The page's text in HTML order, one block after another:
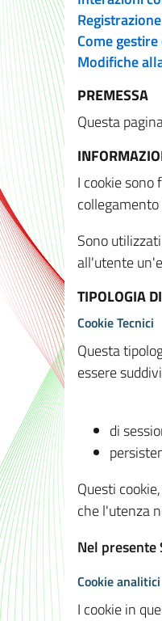
Come
Modifiche
PREMESSA
Questa
I cookie
Sono
all'utente
TIPOLOGIA
Cookie Tecnici
Questa
essere
di
Questi
che l'utenza
Nel presente
Cookie analitici
I cookie in